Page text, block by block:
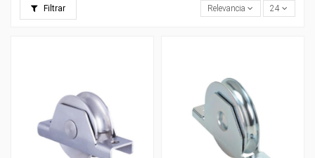
Filtrar Relevancia 24